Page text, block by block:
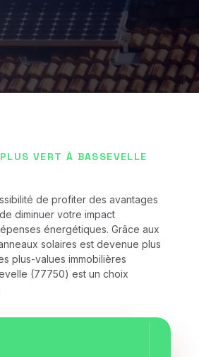
VERT À BASSEVELLE
de profiter des avantages
diminuer votre impact
énergétiques. Grâce aux
solaires est devenue plus
plus-values immobilières
(77750) est un choix